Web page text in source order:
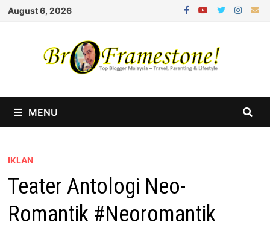
Skip
August 6, 2026
MENU
IKLAN
Teater Antologi Neo-
Romantik #Neoromantik